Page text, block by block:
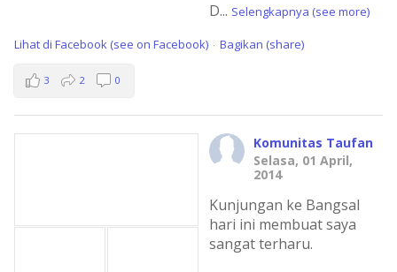
D... Selengkapnya (see more)
Lihat di Facebook (see on Facebook) · Bagikan (share)
3 2 0
Komunitas Taufan
Selasa, 01 April,
2014
Kunjungan ke Bangsal
hari ini membuat saya
sangat terharu.